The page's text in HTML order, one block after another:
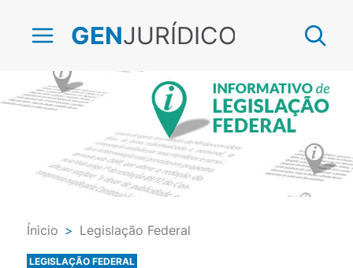
GENJURÍDICO
Ínicio > Legislação Federal
LEGISLAÇÃO FEDERAL